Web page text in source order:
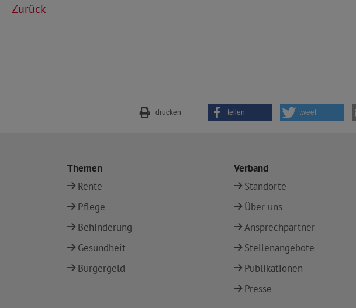
Zurück
drucken teilen tweet
Themen
Rente
Pflege
Behinderung
Gesundheit
Bürgergeld
Verband
Standorte
Über uns
Ansprechpartner
Stellenangebote
Publikationen
Presse